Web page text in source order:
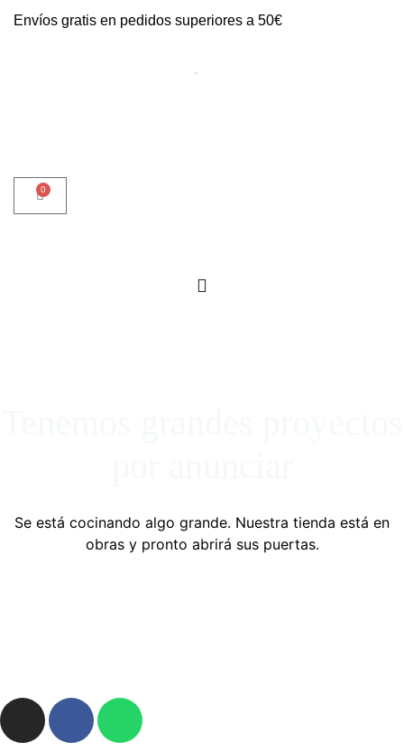
Envíos gratis en pedidos superiores a 50€
0
Se está cocinando algo grande. Nuestra tienda está en
obras y pronto abrirá sus puertas.